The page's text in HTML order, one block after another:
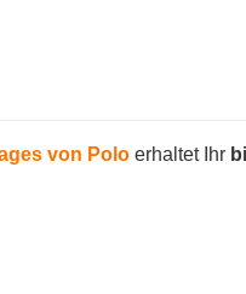
von Polo erhaltet Ihr